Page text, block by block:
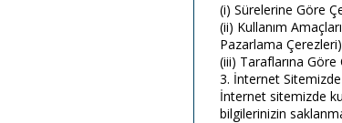
(i) Sürelerine Göre
(ii) Kullanım
Pazarlama
(iii) Taraflarına
3. İnternet
İnternet sitemizde
bilgilerinizin